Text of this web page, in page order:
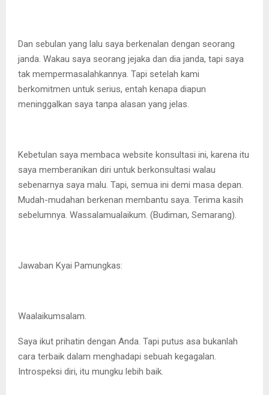
Dan sebulan yang lalu saya berkenalan dengan seorang
janda. Wakau saya seorang jejaka dan dia janda, tapi saya
tak mempermasalahkannya. Tapi setelah kami
berkomitmen untuk serius, entah kenapa diapun
meninggalkan saya tanpa alasan yang jelas.
Kebetulan saya membaca website konsultasi ini, karena itu
saya memberanikan diri untuk berkonsultasi walau
sebenarnya saya malu. Tapi, semua ini demi masa depan.
Mudah-mudahan berkenan membantu saya. Terima kasih
sebelumnya. Wassalamualaikum. (Budiman, Semarang).
Jawaban Kyai Pamungkas:
Waalaikumsalam.
Saya ikut prihatin dengan Anda. Tapi putus asa bukanlah
cara terbaik dalam menghadapi sebuah kegagalan.
Introspeksi diri, itu mungku lebih baik.